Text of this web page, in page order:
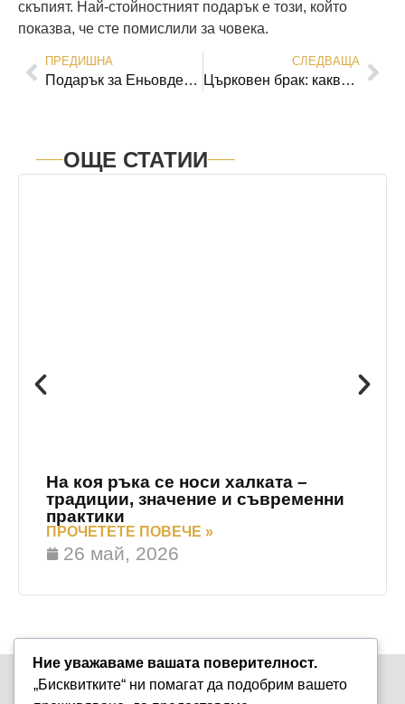
скъпият. Най-стойностният подарък е този, който
показва, че сте помислили за човека.
ПРЕДИШНА
Подарък за Еньовден: идеи с природна символика, личен смисъл и български дух.
СЛЕДВАЩА
Църковен брак: какво трябва да знаете преди церемонията?
ОЩЕ СТАТИИ
На коя ръка се носи халката –
традиции, значение и съвременни
практики
ПРОЧЕТЕТЕ ПОВЕЧЕ »
26 май, 2026
Ние уважаваме вашата поверителност.
„Бисквитките“ ни помагат да подобрим вашето